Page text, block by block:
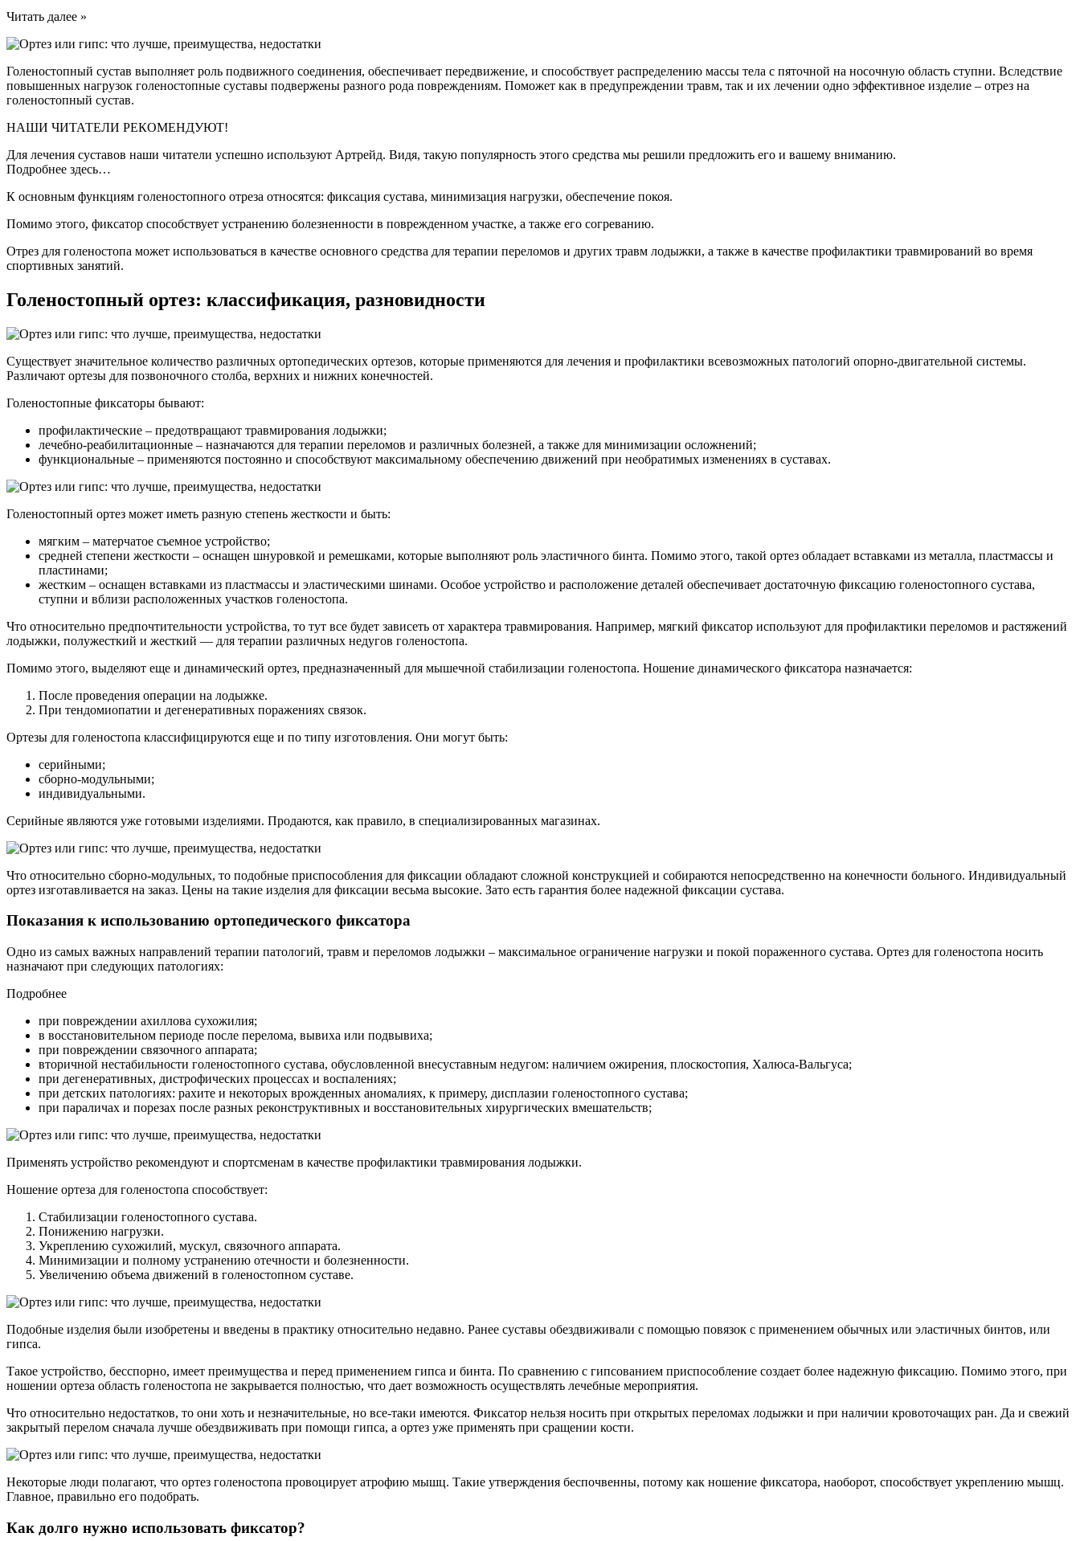
Читать далее »
Голеностопный сустав выполняет роль подвижного соединения, обеспечивает передвижение, и способствует распределению массы тела с пяточной на носочную область ступни. Вследствие
повышенных нагрузок голеностопные суставы подвержены разного рода повреждениям. Поможет как в предупреждении травм, так и их лечении одно эффективное изделие – отрез на
голеностопный сустав.
НАШИ ЧИТАТЕЛИ РЕКОМЕНДУЮТ!
Для лечения суставов наши читатели успешно используют Артрейд. Видя, такую популярность этого средства мы решили предложить его и вашему вниманию.
Подробнее здесь…
К основным функциям голеностопного отреза относятся: фиксация сустава, минимизация нагрузки, обеспечение покоя.
Помимо этого, фиксатор способствует устранению болезненности в поврежденном участке, а также его согреванию.
Отрез для голеностопа может использоваться в качестве основного средства для терапии переломов и других травм лодыжки, а также в качестве профилактики травмирований во время
спортивных занятий.
Голеностопный ортез: классификация, разновидности
Существует значительное количество различных ортопедических ортезов, которые применяются для лечения и профилактики всевозможных патологий опорно-двигательной системы.
Различают ортезы для позвоночного столба, верхних и нижних конечностей.
Голеностопные фиксаторы бывают:
профилактические – предотвращают травмирования лодыжки;
лечебно-реабилитационные – назначаются для терапии переломов и различных болезней, а также для минимизации осложнений;
функциональные – применяются постоянно и способствуют максимальному обеспечению движений при необратимых изменениях в суставах.
Голеностопный ортез может иметь разную степень жесткости и быть:
мягким – матерчатое съемное устройство;
средней степени жесткости – оснащен шнуровкой и ремешками, которые выполняют роль эластичного бинта. Помимо этого, такой ортез обладает вставками из металла, пластмассы и
пластинами;
жестким – оснащен вставками из пластмассы и эластическими шинами. Особое устройство и расположение деталей обеспечивает достаточную фиксацию голеностопного сустава,
ступни и вблизи расположенных участков голеностопа.
Что относительно предпочтительности устройства, то тут все будет зависеть от характера травмирования. Например, мягкий фиксатор используют для профилактики переломов и растяжений
лодыжки, полужесткий и жесткий — для терапии различных недугов голеностопа.
Помимо этого, выделяют еще и динамический ортез, предназначенный для мышечной стабилизации голеностопа. Ношение динамического фиксатора назначается:
После проведения операции на лодыжке.
При тендомиопатии и дегенеративных поражениях связок.
Ортезы для голеностопа классифицируются еще и по типу изготовления. Они могут быть:
серийными;
сборно-модульными;
индивидуальными.
Серийные являются уже готовыми изделиями. Продаются, как правило, в специализированных магазинах.
Что относительно сборно-модульных, то подобные приспособления для фиксации обладают сложной конструкцией и собираются непосредственно на конечности больного. Индивидуальный
ортез изготавливается на заказ. Цены на такие изделия для фиксации весьма высокие. Зато есть гарантия более надежной фиксации сустава.
Показания к использованию ортопедического фиксатора
Одно из самых важных направлений терапии патологий, травм и переломов лодыжки – максимальное ограничение нагрузки и покой пораженного сустава. Ортез для голеностопа носить
назначают при следующих патологиях:
Подробнее
при повреждении ахиллова сухожилия;
в восстановительном периоде после перелома, вывиха или подвывиха;
при повреждении связочного аппарата;
вторичной нестабильности голеностопного сустава, обусловленной внесуставным недугом: наличием ожирения, плоскостопия, Халюса-Вальгуса;
при дегенеративных, дистрофических процессах и воспалениях;
при детских патологиях: рахите и некоторых врожденных аномалиях, к примеру, дисплазии голеностопного сустава;
при параличах и порезах после разных реконструктивных и восстановительных хирургических вмешательств;
Применять устройство рекомендуют и спортсменам в качестве профилактики травмирования лодыжки.
Ношение ортеза для голеностопа способствует:
Стабилизации голеностопного сустава.
Понижению нагрузки.
Укреплению сухожилий, мускул, связочного аппарата.
Минимизации и полному устранению отечности и болезненности.
Увеличению объема движений в голеностопном суставе.
Подобные изделия были изобретены и введены в практику относительно недавно. Ранее суставы обездвиживали с помощью повязок с применением обычных или эластичных бинтов, или
гипса.
Такое устройство, бесспорно, имеет преимущества и перед применением гипса и бинта. По сравнению с гипсованием приспособление создает более надежную фиксацию. Помимо этого, при
ношении ортеза область голеностопа не закрывается полностью, что дает возможность осуществлять лечебные мероприятия.
Что относительно недостатков, то они хоть и незначительные, но все-таки имеются. Фиксатор нельзя носить при открытых переломах лодыжки и при наличии кровоточащих ран. Да и свежий
закрытый перелом сначала лучше обездвиживать при помощи гипса, а ортез уже применять при сращении кости.
Некоторые люди полагают, что ортез голеностопа провоцирует атрофию мышц. Такие утверждения беспочвенны, потому как ношение фиксатора, наоборот, способствует укреплению мышц.
Главное, правильно его подобрать.
Как долго нужно использовать фиксатор?